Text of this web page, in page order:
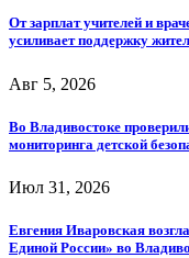
От зарплат учителей и
усиливает поддержку
Авг 5, 2026
Во Владивостоке
мониторинга детской
Июл 31, 2026
Евгения Иваровская
Единой России» во